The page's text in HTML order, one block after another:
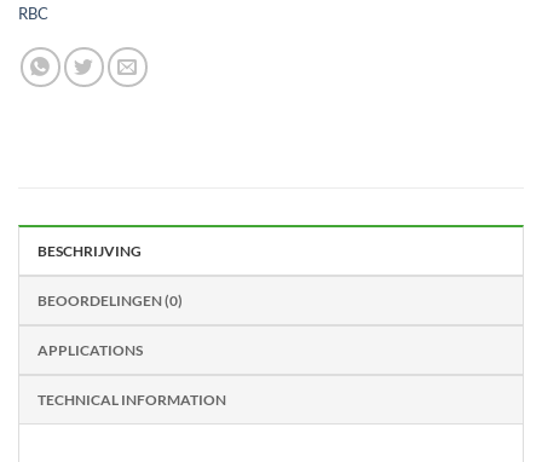
RBC
BESCHRIJVING
BEOORDELINGEN (0)
APPLICATIONS
TECHNICAL INFORMATION